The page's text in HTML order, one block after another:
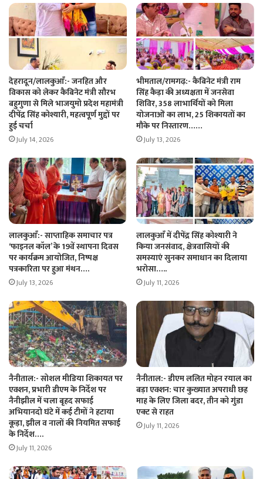
देहरादून/लालकुआँ:- जनहित और
विकास को लेकर कैबिनेट मंत्री सौरभ
बहुगुणा से मिले भाजयुमो प्रदेश महामंत्री
दीपेंद्र सिंह कोश्यारी, महत्वपूर्ण मुद्दों पर
हुई चर्चा
July 14, 2026
भीमताल/रामगढ़:- कैबिनेट मंत्री राम
सिंह कैड़ा की अध्यक्षता में जनसेवा
शिविर, 358 लाभार्थियों को मिला
योजनाओं का लाभ, 25 शिकायतों का
मौके पर निस्तारण……
July 13, 2026
लालकुआँ:- साप्ताहिक समाचार पत्र
‘फाइनल कॉल’ के 19वें स्थापना दिवस
पर कार्यक्रम आयोजित, निष्पक्ष
पत्रकारिता पर हुआ मंथन….
July 13, 2026
लालकुआँ में दीपेंद्र सिंह कोश्यारी ने
किया जनसंवाद, क्षेत्रवासियों की
समस्याएं सुनकर समाधान का दिलाया
भरोसा…..
July 11, 2026
नैनीताल:- सोशल मीडिया शिकायत पर
एक्शन, प्रभारी डीएम के निर्देश पर
नैनीझील में चला बृहद सफाई
अभियानदो घंटे में कई टीमों ने हटाया
कूड़ा, झील व नालों की नियमित सफाई
के निर्देश….
July 11, 2026
नैनीताल:- डीएम ललित मोहन रयाल का
बड़ा एक्शन: चार कुख्यात अपराधी छह
माह के लिए जिला बदर, तीन को गुंडा
एक्ट से राहत
July 11, 2026